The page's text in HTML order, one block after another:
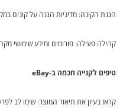
הגנת הקונה: מדיניות הגנה על קונים
קהילה פעילה: פורומים ומידע שימושי
טיפים לקנייה חכמה ב-eBay
קראו בעיון את תיאור המוצר: שימו לב